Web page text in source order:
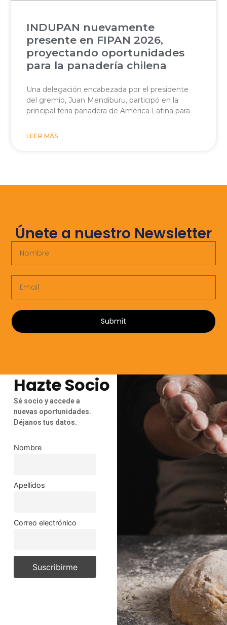
INDUPAN nuevamente
presente en FIPAN 2026,
proyectando oportunidades
para la panadería chilena
Una delegación encabezada por el presidente
del gremio, Juan Mendiburu, participó en la
principal feria panadera de América Latina para
LEER MÁS
Únete a nuestro Newsletter
Submit
Hazte Socio
Sé socio y accede a
nuevas oportunidades.
Déjanos tus datos.
Nombre
Apellidos
Correo electrónico